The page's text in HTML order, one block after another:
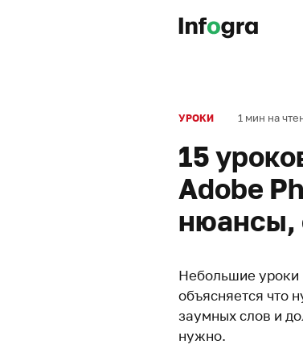
УРОКИ 1 мин на
15
Adobe
нюансы,
Небольшие уроки
объясняется что
заумных слов и
нужно.